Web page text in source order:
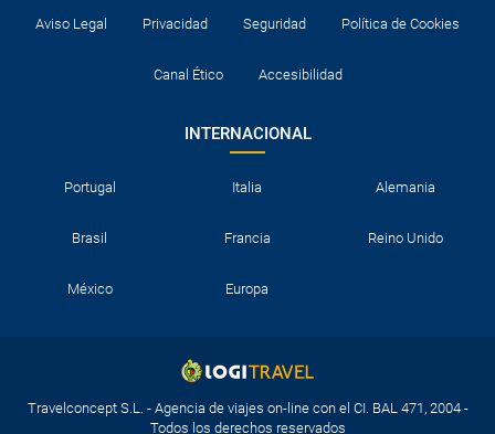
Aviso Legal Privacidad Seguridad Política de Cookies
Canal Ético Accesibilidad
INTERNACIONAL
Portugal Italia Alemania
Brasil Francia Reino Unido
México Europa
Travelconcept S.L. - Agencia de viajes on-line con el CI. BAL 471, 2004 -
Todos los derechos reservados